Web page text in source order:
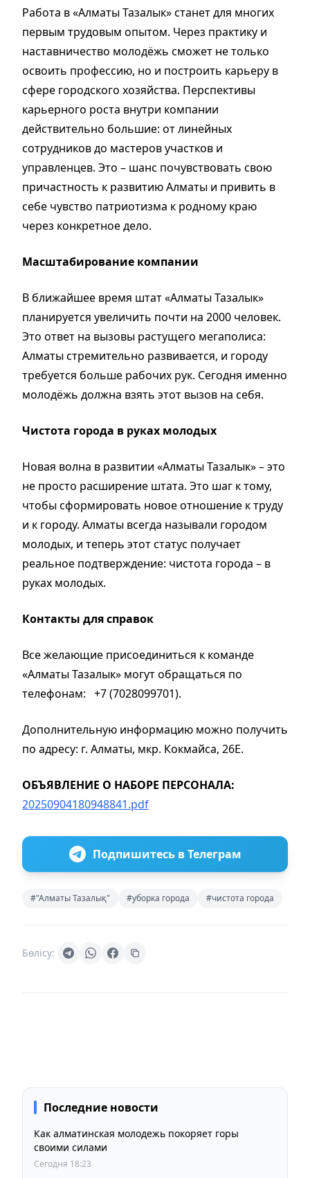
Работа в «Алматы Тазалык» станет для многих
первым трудовым опытом. Через практику и
наставничество молодёжь сможет не только
освоить профессию, но и построить карьеру в
сфере городского хозяйства. Перспективы
карьерного роста внутри компании
действительно большие: от линейных
сотрудников до мастеров участков и
управленцев. Это – шанс почувствовать свою
причастность к развитию Алматы и привить в
себе чувство патриотизма к родному краю
через конкретное дело.
Масштабирование компании
В ближайшее время штат «Алматы Тазалык»
планируется увеличить почти на 2000 человек.
Это ответ на вызовы растущего мегаполиса:
Алматы стремительно развивается, и городу
требуется больше рабочих рук. Сегодня именно
молодёжь должна взять этот вызов на себя.
Чистота города в руках молодых
Новая волна в развитии «Алматы Тазалык» – это
не просто расширение штата. Это шаг к тому,
чтобы сформировать новое отношение к труду
и к городу. Алматы всегда называли городом
молодых, и теперь этот статус получает
реальное подтверждение: чистота города – в
руках молодых.
Контакты для справок
Все желающие присоединиться к команде
«Алматы Тазалык» могут обращаться по
телефонам: +7 (7028099701).
Дополнительную информацию можно получить
по адресу: г. Алматы, мкр. Кокмайса, 26Е.
ОБЪЯВЛЕНИЕ О НАБОРЕ ПЕРСОНАЛА:
20250904180948841.pdf
Подпишитесь в Телеграм
#"Алматы Тазалық" #уборка города #чистота города
Бөлісу:
Последние новости
Как алматинская молодежь покоряет горы
своими силами
Сегодня 18:23